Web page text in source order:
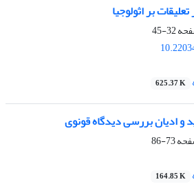
بر اثولوجیا
32-45
625.37 K
و ادیان بررسی دیدگاه قونوی
73-86
164.85 K